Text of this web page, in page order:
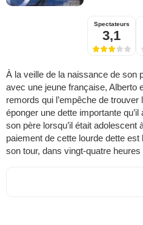
Spectateurs
3,1
À la veille de la naissance de son
avec une jeune française, Alberto
remords qui l’empêche de
éponger une dette importante
son père lorsqu’il était
paiement de cette lourde dette
son tour, dans vingt-quatre